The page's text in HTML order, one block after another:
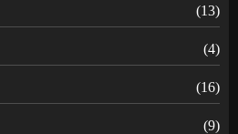
(13)
(4)
(16)
(9)